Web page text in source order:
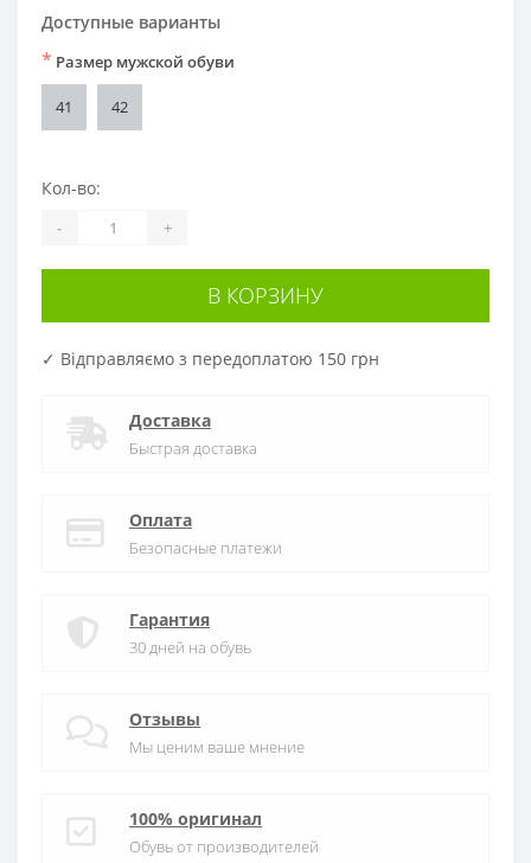
Доступные варианты
* Размер мужской обуви
41 42
Кол-во:
- +
В КОРЗИНУ
✓ Відправляємо з передоплатою 150 грн
Доставка
Быстрая доставка
Оплата
Безопасные платежи
Гарантия
30 дней на обувь
Отзывы
Мы ценим ваше мнение
100% оригинал
Обувь от производителей